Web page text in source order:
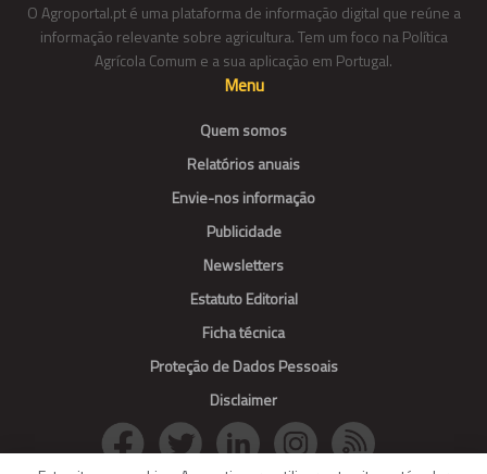
O Agroportal.pt é uma plataforma de informação digital que reúne a
informação relevante sobre agricultura. Tem um foco na Política
Agrícola Comum e a sua aplicação em Portugal.
Menu
Quem somos
Relatórios anuais
Envie-nos informação
Publicidade
Newsletters
Estatuto Editorial
Ficha técnica
Proteção de Dados Pessoais
Disclaimer